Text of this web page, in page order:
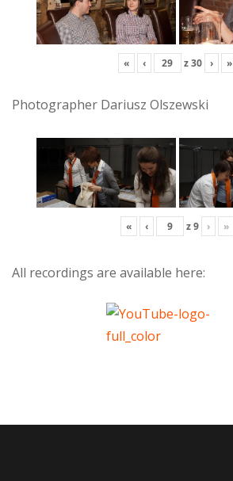
« ‹ z30 › »
Photographer Dariusz Olszewski
« ‹ z9 › »
All recordings are available here: